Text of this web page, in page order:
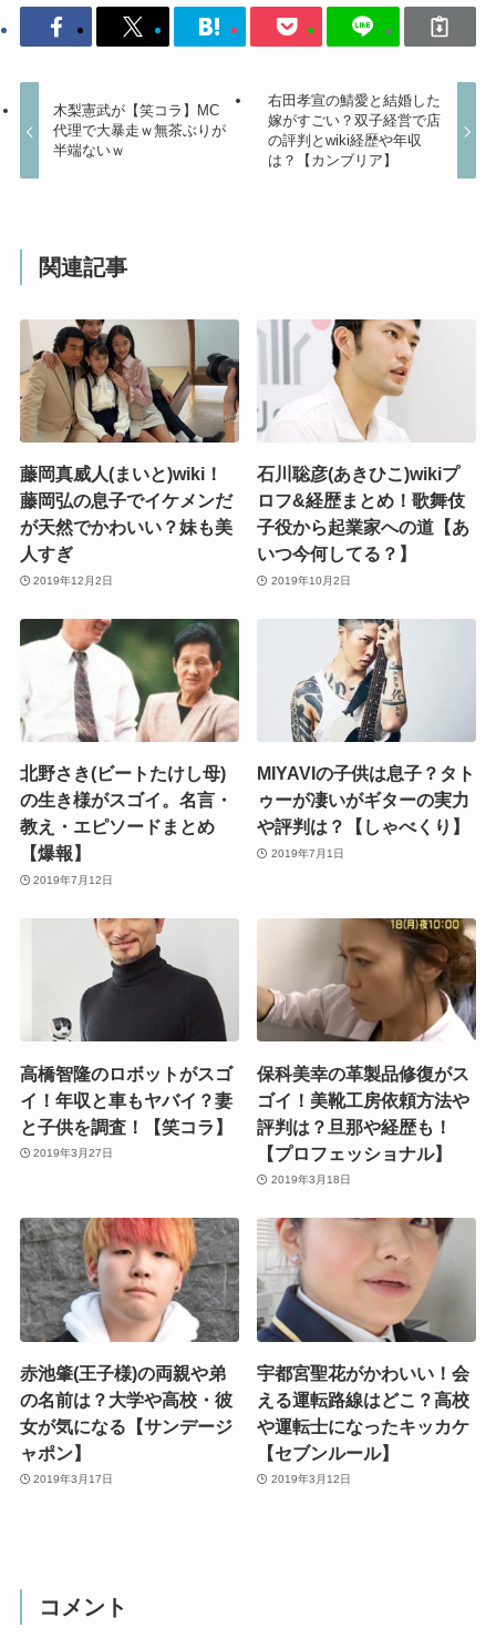
木梨憲武が【笑コラ】MC
代理で大暴走ｗ無茶ぶりが
半端ないｗ
右田孝宣の鯖愛と結婚した
嫁がすごい？双子経営で店
の評判とwiki経歴や年収
は？【カンブリア】
関連記事
藤岡真威人(まいと)wiki！
藤岡弘の息子でイケメンだ
が天然でかわいい？妹も美
人すぎ
2019年12月2日
石川聡彦(あきひこ)wikiプ
ロフ&経歴まとめ！歌舞伎
子役から起業家への道【あ
いつ今何してる？】
2019年10月2日
北野さき(ビートたけし母)
の生き様がスゴイ。名言・
教え・エピソードまとめ
【爆報】
2019年7月12日
MIYAVIの子供は息子？タト
ゥーが凄いがギターの実力
や評判は？【しゃべくり】
2019年7月1日
高橋智隆のロボットがスゴ
イ！年収と車もヤバイ？妻
と子供を調査！【笑コラ】
2019年3月27日
保科美幸の革製品修復がス
ゴイ！美靴工房依頼方法や
評判は？旦那や経歴も！
【プロフェッショナル】
2019年3月18日
赤池肇(王子様)の両親や弟
の名前は？大学や高校・彼
女が気になる【サンデージ
ャポン】
2019年3月17日
宇都宮聖花がかわいい！会
える運転路線はどこ？高校
や運転士になったキッカケ
【セブンルール】
2019年3月12日
コメント